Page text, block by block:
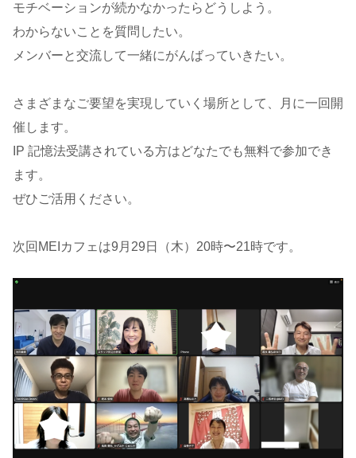
モチベーションが続かなかったらどうしよう。
わからないことを質問したい。
メンバーと交流して一緒にがんばっていきたい。
さまざまなご要望を実現していく場所として、月に一回開
催します。
IP 記憶法受講されている方はどなたでも無料で参加でき
ます。
ぜひご活用ください。
次回MEIカフェは9月29日（木）20時〜21時です。